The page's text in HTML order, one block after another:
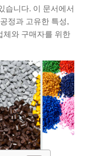
습니다. 이 문서에서
정과 고유한 특성,
체와 구매자를 위한